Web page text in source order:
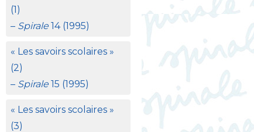
(1)
– Spirale14 (1995)
« Les savoirs scolaires »
(2)
– Spirale15 (1995)
« Les savoirs scolaires »
(3)